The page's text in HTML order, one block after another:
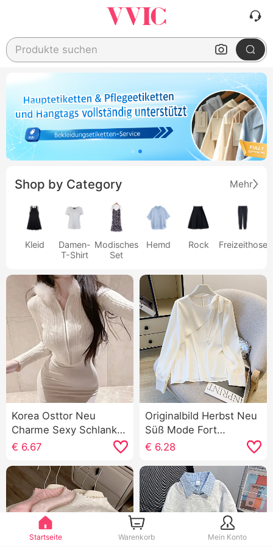
Produkte suchen
Shop by Category Mehr
Kleid
Damen-
T-Shirt
Modisches
Set
Hemd Rock Freizeithose
Korea Osttor Neu
Charme Sexy Schlank
Schlank Kurz Mit
Reißverschluss
Langarm Strickpullover
Top
€ 6.67
Originalbild Herbst Neu
Süß Mode Fort
geschritten Satin
Chiffon Französischer
Stil Hemd Damen
oberteile
€ 6.28
Startseite Warenkorb Mein Konto